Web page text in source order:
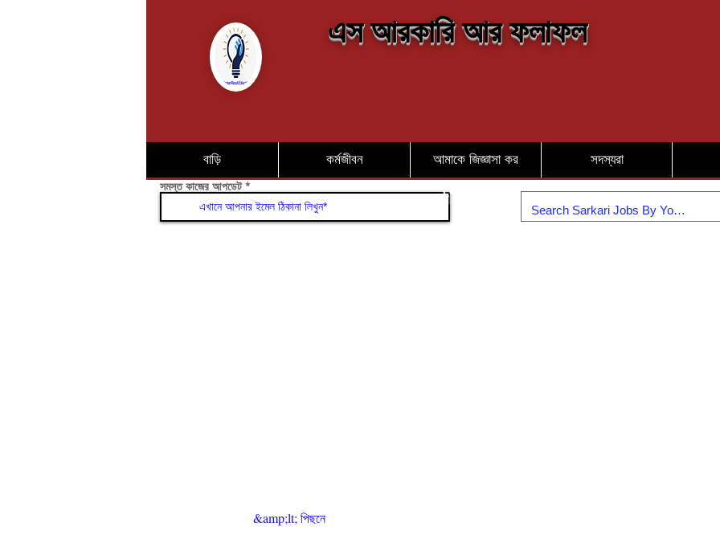
এস আরকারি আর ফলাফল
বাড়ি কর্মজীবন আমাকে জিজ্ঞাসা কর সদস্যরা
সমস্ত কাজের আপডেট যোগদান করুন
&amp;lt; পিছনে